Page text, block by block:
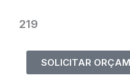
219
SOLICITAR